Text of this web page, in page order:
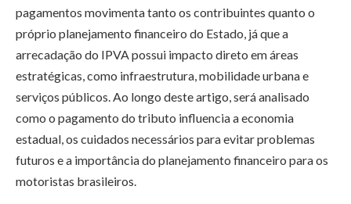
pagamentos movimenta tanto os contribuintes quanto o
próprio planejamento financeiro do Estado, já que a
arrecadação do IPVA possui impacto direto em áreas
estratégicas, como infraestrutura, mobilidade urbana e
serviços públicos. Ao longo deste artigo, será analisado
como o pagamento do tributo influencia a economia
estadual, os cuidados necessários para evitar problemas
futuros e a importância do planejamento financeiro para os
motoristas brasileiros.